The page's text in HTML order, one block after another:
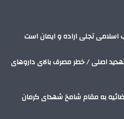
اسلامی تجلی اراده و ایمان است
میکروبی؛ یکی از ۱۰ تهدید اصلی / خطر مصرف بالای داروهای
به مقام شامخ شهدای کرمان